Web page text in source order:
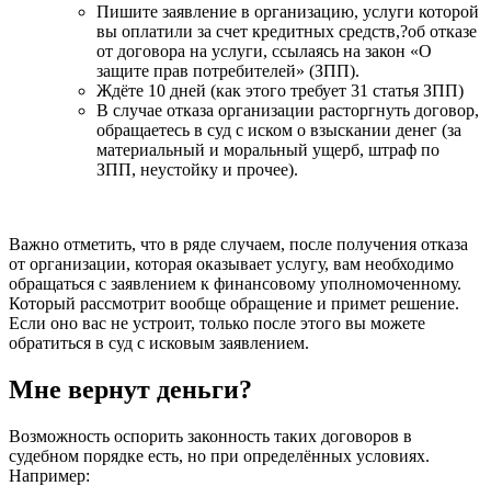
Пишите заявление в организацию, услуги которой
вы оплатили за счет кредитных средств,?об отказе
от договора на услуги, ссылаясь на закон «О
защите прав потребителей» (ЗПП).
Ждёте 10 дней (как этого требует 31 статья ЗПП)
В случае отказа организации расторгнуть договор,
обращаетесь в суд с иском о взыскании денег (за
материальный и моральный ущерб, штраф по
ЗПП, неустойку и прочее).
Важно отметить, что в ряде случаем, после получения отказа
от организации, которая оказывает услугу, вам необходимо
обращаться с заявлением к финансовому уполномоченному.
Который рассмотрит вообще обращение и примет решение.
Если оно вас не устроит, только после этого вы можете
обратиться в суд с исковым заявлением.
Мне вернут деньги?
Возможность оспорить законность таких договоров в
судебном порядке есть, но при определённых условиях.
Например: